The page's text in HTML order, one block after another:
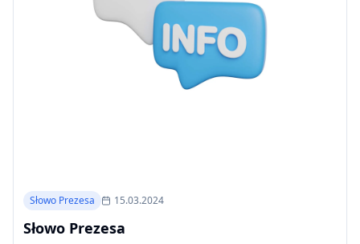
Słowo Prezesa 15.03.2024
Słowo Prezesa